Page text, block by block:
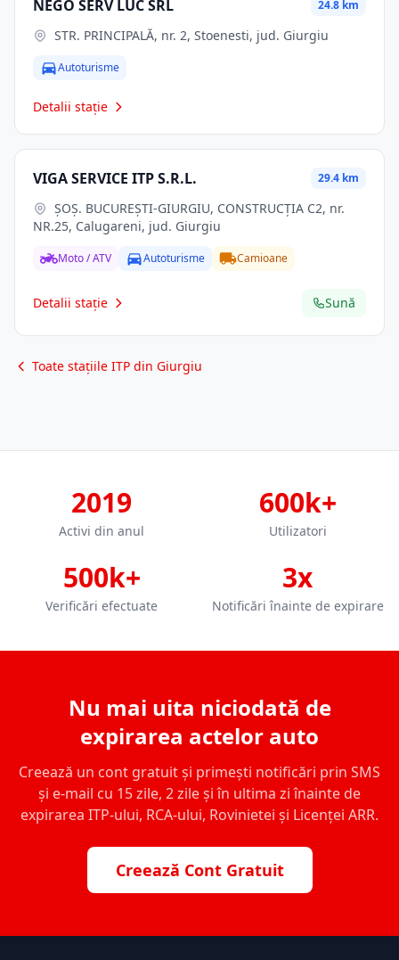
NEGO SERV LUC SRL 24.8 km
STR. PRINCIPALĂ, nr. 2, Stoenesti, jud. Giurgiu
Autoturisme
Detalii stație
VIGA SERVICE ITP S.R.L. 29.4 km
NR.25, Calugareni, jud. Giurgiu
Moto / ATV Autoturisme Camioane
Detalii stație Sună
Toate stațiile ITP din Giurgiu
2019
Activi din anul
600k+
Utilizatori
500k+
Verificări efectuate
3x
Notificări înainte de expirare
Nu mai uita niciodată de
expirarea actelor auto
Creează un cont gratuit și primești notificări prin SMS
și e-mail cu 15 zile, 2 zile și în ultima zi înainte de
expirarea ITP-ului, RCA-ului, Rovinietei și Licenței ARR.
Creează Cont Gratuit